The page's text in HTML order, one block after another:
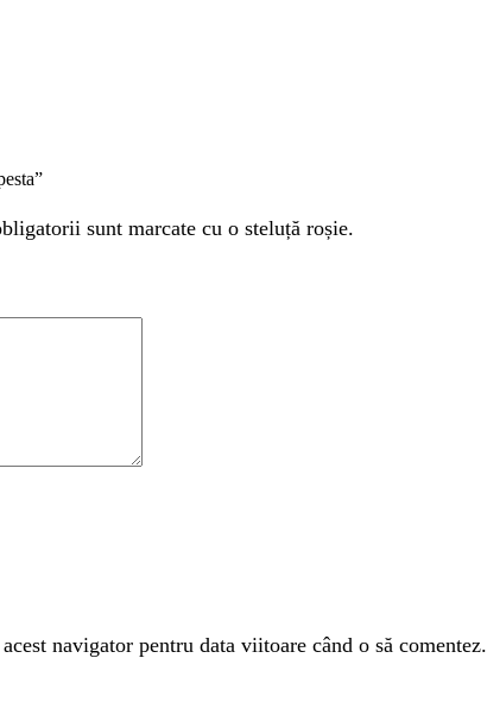
sunt marcate cu o steluță roșie.
navigator pentru data viitoare când o să comentez.